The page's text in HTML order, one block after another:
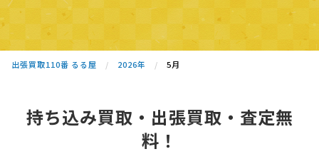
出張買取110番 るる屋 2026年 5月
持ち込み買取・出張買取・査定無
料！